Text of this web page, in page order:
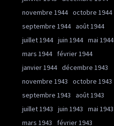
novembre 1944 octobre 1944
septembre 1944 août 1944
juillet 1944 juin 1944 mai 1944
mars 1944
février 1944
janvier 1944 décembre 1943
novembre 1943
octobre 1943
septembre 1943
août 1943
juillet 1943
juin 1943
mai 1943
mars 1943
février 1943